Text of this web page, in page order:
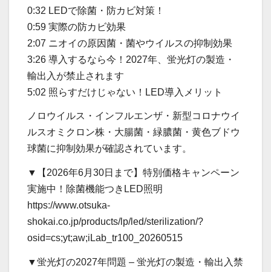
0:32 LEDで除菌・防カビ対策！
0:59 実際の防カビ効果
2:07 ニオイの原因菌・菌やウイルスの抑制効果
3:26 導入するなら今！2027年、蛍光灯の製造・
輸出入が禁止されます
5:02 照らすだけじゃない！LED導入メリット
ノロウイルス・インフルエンザ・新型コロナウイ
ルスオミクロン株・大腸菌・緑膿菌・黄色ブドウ
球菌に抑制効果が確認されています。
▼【2026年6月30日まで】特別価格キャンペーン
実施中！除菌機能つきLED照明
https://www.otsuka-
shokai.co.jp/products/lp/led/sterilization/?
osid=cs;yt;aw;iLab_tr100_20260515
▼蛍光灯の2027年問題 – 蛍光灯の製造・輸出入禁